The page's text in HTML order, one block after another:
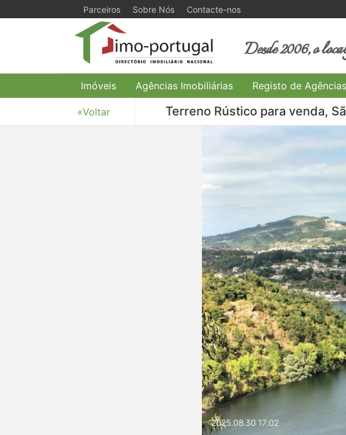
Parceiros Sobre Nós Contacte-nos
Desde 2006, o
Imóveis Agências Imobiliárias Registo de Agências
«Voltar Terreno Rústico para venda,